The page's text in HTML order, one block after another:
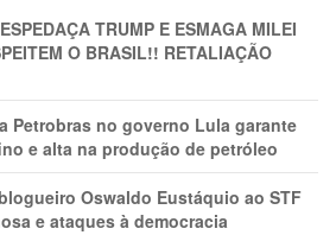
TRUMP E ESMAGA MILEI
O BRASIL!! RETALIAÇÃO
Petrobras no governo Lula garante
e alta na produção de petróleo
Oswaldo Eustáquio ao STF
e ataques à democracia